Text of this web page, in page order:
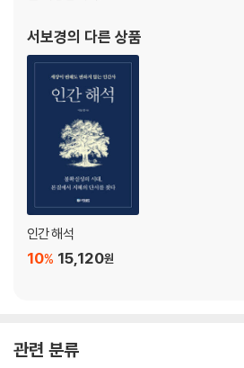
01. 관계의 패턴 속에 힌트가 담겨 있다.
02. 갑한테 뺨 맞고 을에게 풀지 말 것
03. 인간관계에 답이 없는 이유.
04. 원래 내부의 적이 더 힘들다.
05. 관계에도 계절이 있다.
06. 당신을 싫어하는 사람 때문에 힘들 다면?
07. '적당히'가 참 어렵죠?
08. 위스키처럼 숙성시켜라
09. 관계의 최선치와 만족치
10. 관계의 작용 반작용의 법칙
11.진짜 이상한 사람을 만났을 때
03. 전화에도 표정이 있다
서보경의 다른 상품
인간 해석
15,120원
10%
관련 분류